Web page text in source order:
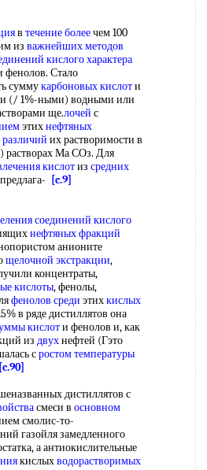
в течение болеечем 100
из важнейших методов
кислого характера
фенолов. Стало
суммукарбоновых кислоти
(/ 1%-ными) водными или
ще.лочей с
этихнефтяных
различий их растворимости в
растворах Ма СОз. Для
кислотиз средних
[c.9]
соединений кислого
нефтяных фракций
анионите
щелочной экстракции,
концентраты,
кислоты, фенолы,
фенолов среди этихкислых
в ряде дистиллятов она
кислоти фенолов и, как
из двухнефтей (Гэто
сростом температуры
[c.90]
дистиллятов с
смеси в основном
смолис-то-
газойля замедленного
а антиокислительные
кислыхводорастворимых